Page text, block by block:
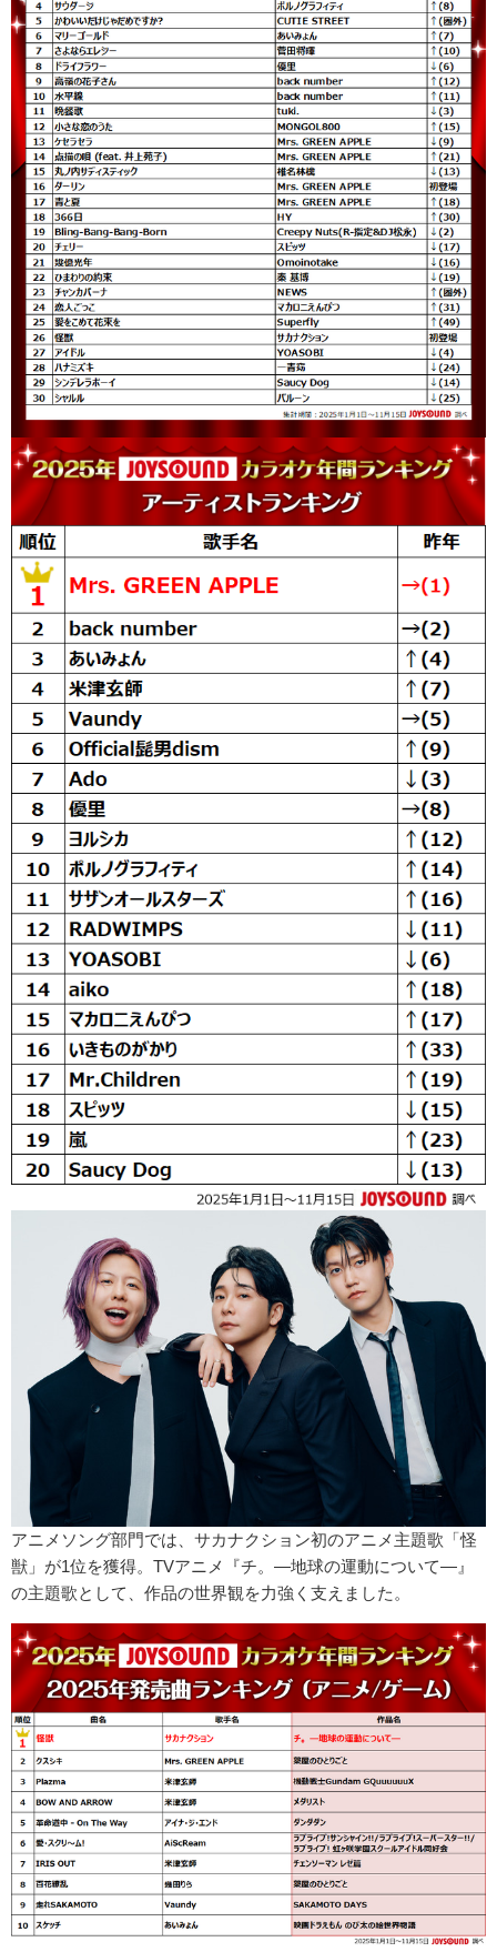
アニメソング部門では、サカナクション初のアニメ主題歌「怪
獣」が1位を獲得。TVアニメ『チ。―地球の運動について―』
の主題歌として、作品の世界観を力強く支えました。